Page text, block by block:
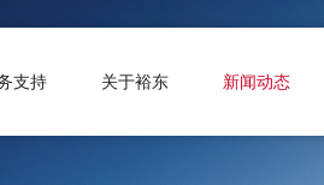
支持 关于裕东 新闻动态